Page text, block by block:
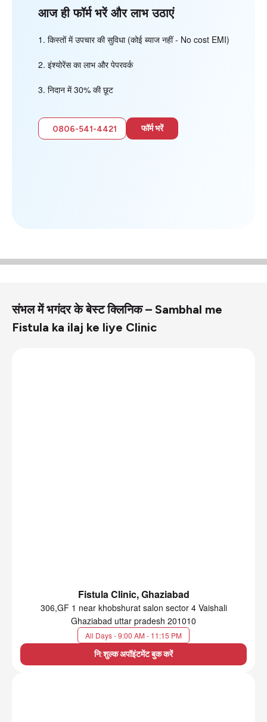
आज ही फॉर्म भरें और लाभ उठाएं
किस्तों में उपचार की सुविधा (कोई ब्याज नहीं - No cost EMI)
इंश्योरेंस का लाभ और पेपरवर्क
निदान में 30% की छूट
0806-541-4421 फॉर्म भरें
संभल में भगंदर के बेस्ट क्लिनिक – Sambhal me
Fistula ka ilaj ke liye Clinic
Fistula Clinic, Ghaziabad
306,GF 1 near khobshurat salon sector 4 Vaishali
Ghaziabad uttar pradesh 201010
All Days - 9:00 AM - 11:15 PM
नि:शुल्क अपॉइंटमेंट बुक करें